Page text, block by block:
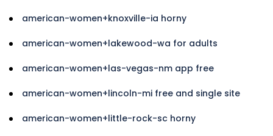
american-women+knoxville-ia horny
american-women+lakewood-wa for adults
american-women+las-vegas-nm app free
american-women+lincoln-mi free and single site
american-women+little-rock-sc horny